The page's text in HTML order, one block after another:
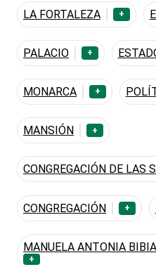
LA FORTALEZA +
PALACIO +
MONARCA +
MANSIÓN +
CONGREGACIÓN DE LAS
CONGREGACIÓN +
MANUELA ANTONIA
+